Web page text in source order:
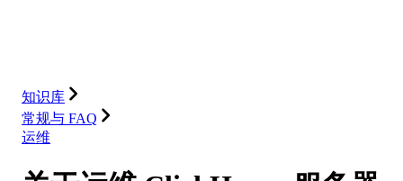
知识库
常规与 FAQ
运维